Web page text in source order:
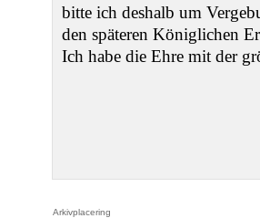
bitte ich deshalb um
den späteren Königlichen
Ich habe die Ehre mit der
Arkivplacering